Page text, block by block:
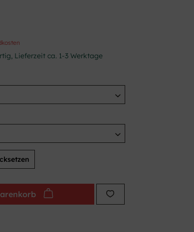
Lieferzeit ca. 1-3 Werktage